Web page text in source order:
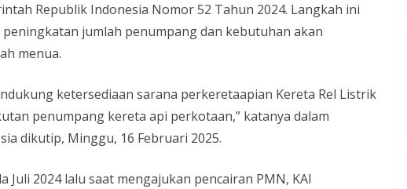
Republik Indonesia Nomor 52 Tahun 2024. Langkah ini
jumlah penumpang dan kebutuhan akan
menua.
ketersediaan sarana perkeretaapian Kereta Rel Listrik
penumpang kereta api perkotaan,” katanya dalam
dikutip, Minggu, 16 Februari 2025.
Juli 2024 lalu saat mengajukan pencairan PMN, KAI